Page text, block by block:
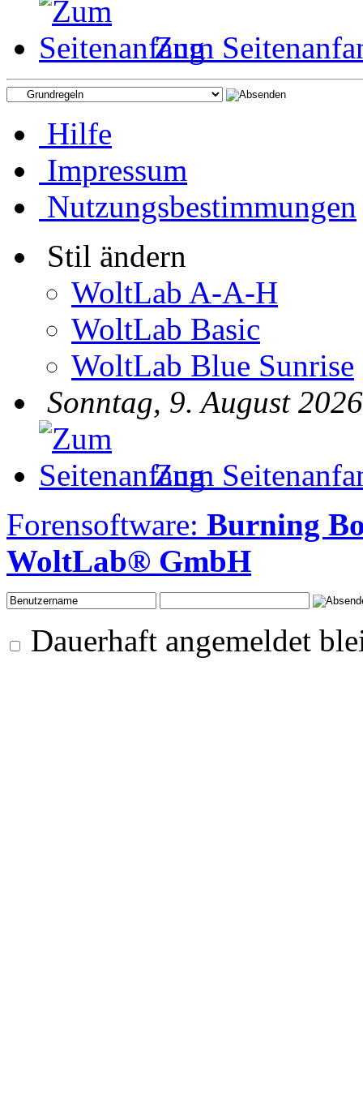
Zum
Hilfe
Impressum
Nutzungsbestimmungen
Stil ändern
WoltLab A-A-H
WoltLab Basic
WoltLab Blue Sunrise
Sonntag, 9. August
Zum
Forensoftware: Burning
WoltLab® GmbH
Dauerhaft angemeldet